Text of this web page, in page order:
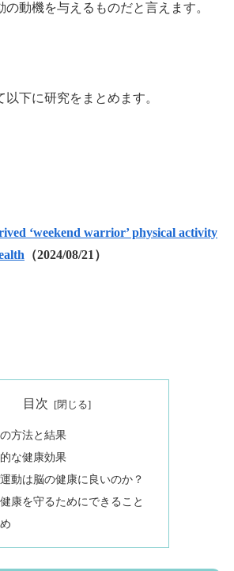
動機を与えるものだと言えます。
下に研究をまとめます。
‘weekend warrior’ physical activity
（2024/08/21）
目次
方法と結果
な健康効果
動は脳の健康に良いのか？
康を守るためにできること